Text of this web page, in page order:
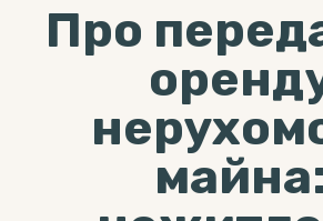
Про
майна: